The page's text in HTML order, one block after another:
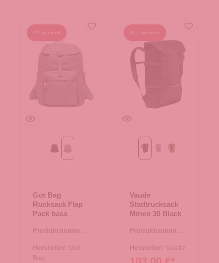
2 € gespart
Blackbass
Got Bag
Rucksack Flap
Pack bass
Produktnummer:
Hersteller: Got
Bag
47 € gespart
Blackheronkhaki
Vaude
Stadtrucksack
Mineo 30 Black
Produktnummer:
Hersteller: Vaude